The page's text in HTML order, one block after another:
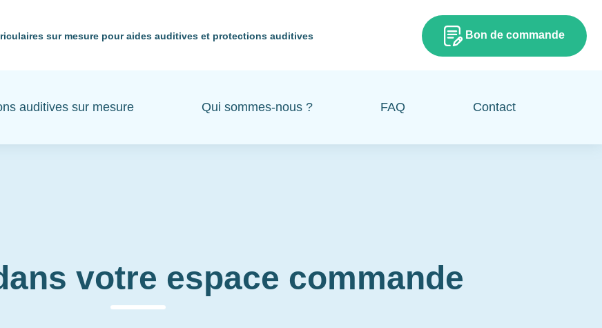
sur mesure pour aides auditives et protections auditives Bon de commande
auditives sur mesure Qui sommes-nous ? FAQ Contact
votre espace commande